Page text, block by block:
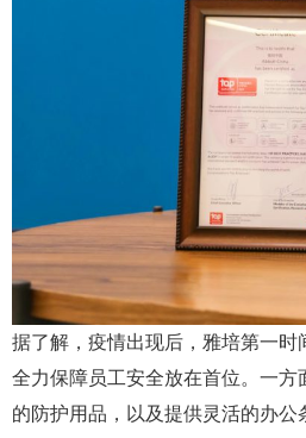
据了解，疫情出现后，雅培第一时
全力保障员工安全放在首位。一方
的防护用品，以及提供灵活的办